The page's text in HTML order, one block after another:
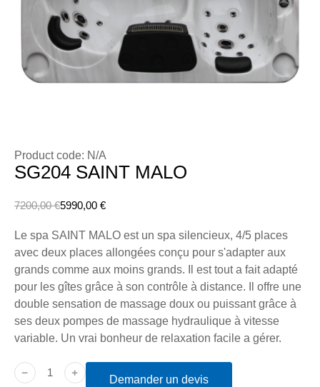
Product code: N/A
SG204 SAINT MALO
7200,00€5990,00 €
Le spa SAINT MALO est un spa silencieux, 4/5 places
avec deux places allongées conçu pour s'adapter aux
grands comme aux moins grands. Il est tout a fait adapté
pour les gîtes grâce à son contrôle à distance. Il offre une
double sensation de massage doux ou puissant grâce à
ses deux pompes de massage hydraulique à vitesse
variable. Un vrai bonheur de relaxation facile a gérer.
﹣ ﹢ Demander un devis